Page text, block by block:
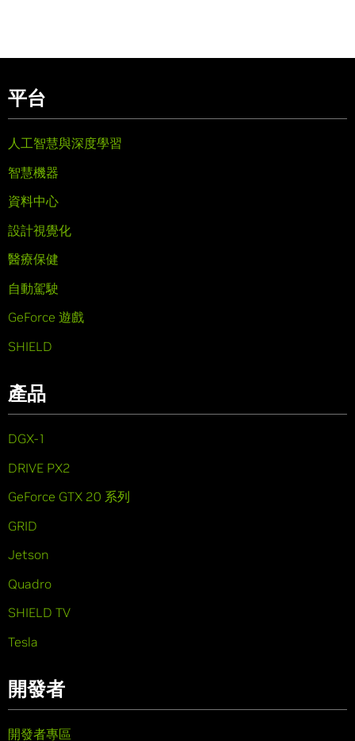
平台
人工智慧與深度學習
智慧機器
資料中心
設計視覺化
醫療保健
自動駕駛
GeForce 遊戲
SHIELD
產品
DGX-1
DRIVE PX2
GeForce GTX 20 系列
GRID
Jetson
Quadro
SHIELD TV
Tesla
開發者
開發者專區